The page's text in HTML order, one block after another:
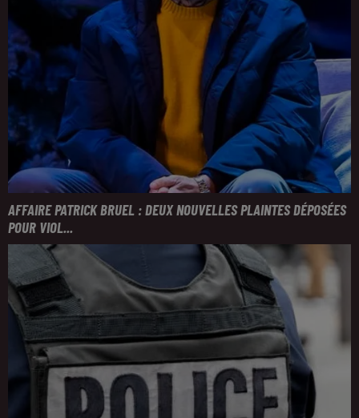
AFFAIRE PATRICK BRUEL : DEUX NOUVELLES PLAINTES DÉPOSÉES
POUR VIOL...